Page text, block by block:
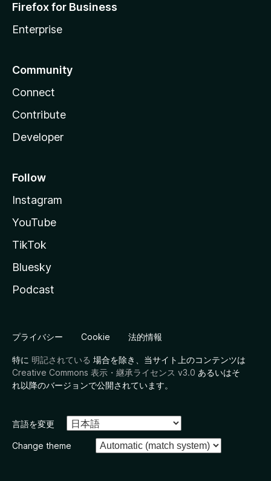
Firefox for Business
Enterprise
Community
Connect
Contribute
Developer
Follow
Instagram
YouTube
TikTok
Bluesky
Podcast
プライバシー Cookie 法的情報
特に 明記されている 場合を除き、当サイト上のコンテンツは
Creative Commons 表示・継承ライセンス v3.0 あるいはそ
れ以降のバージョンで公開されています。
言語を変更
Change theme